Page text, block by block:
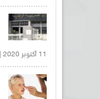
11 أكتوبر 2020 |